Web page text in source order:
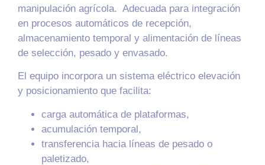
manipulación agrícola. Adecuada para integración
en procesos automáticos de recepción,
almacenamiento temporal y alimentación de líneas
de selección, pesado y envasado.
El equipo incorpora un sistema eléctrico elevación
y posicionamiento que facilita:
carga automática de plataformas,
acumulación temporal,
transferencia hacia líneas de pesado o
paletizado,